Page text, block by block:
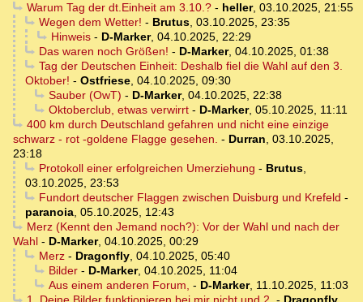
Warum Tag der dt.Einheit am 3.10.?- heller, 03.10.2025, 21:55
Wegen dem Wetter! - Brutus, 03.10.2025, 23:35
Hinweis- D-Marker, 04.10.2025, 22:29
Das waren noch Größen! - D-Marker, 04.10.2025, 01:38
Tag der Deutschen Einheit: Deshalb fiel die Wahl auf den 3.
Oktober! - Ostfriese, 04.10.2025, 09:30
Sauber (OwT) - D-Marker, 04.10.2025, 22:38
Oktoberclub, etwas verwirrt- D-Marker, 05.10.2025, 11:11
400 km durch Deutschland gefahren und nicht eine einzige
schwarz - rot -goldene Flagge gesehen. - Durran, 03.10.2025,
23:18
Protokoll einer erfolgreichen Umerziehung - Brutus,
03.10.2025, 23:53
Fundort deutscher Flaggen zwischen Duisburg und Krefeld -
paranoia, 05.10.2025, 12:43
Merz (Kennt den Jemand noch?): Vor der Wahl und nach der
Wahl - D-Marker, 04.10.2025, 00:29
Merz- Dragonfly, 04.10.2025, 05:40
Bilder- D-Marker, 04.10.2025, 11:04
Aus einem anderen Forum, - D-Marker, 11.10.2025, 11:03